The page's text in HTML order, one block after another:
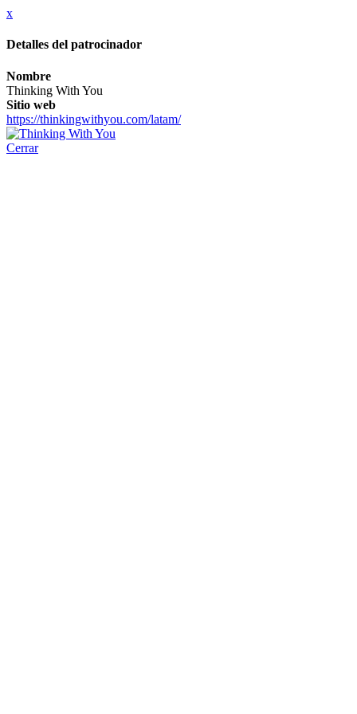
x
Detalles del patrocinador
Nombre
Thinking With You
Sitio web
https://thinkingwithyou.com/latam/
Cerrar